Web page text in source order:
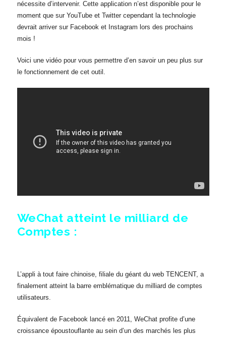
nécessite d’intervenir. Cette application n’est disponible pour le
moment que sur YouTube et Twitter cependant la technologie
devrait arriver sur Facebook et Instagram lors des prochains
mois !
Voici une vidéo pour vous permettre d’en savoir un peu plus sur
le fonctionnement de cet outil.
WeChat atteint le milliard de
Comptes :
L’appli à tout faire chinoise, filiale du géant du web TENCENT, a
finalement atteint la barre emblématique du milliard de comptes
utilisateurs.
Équivalent de Facebook lancé en 2011, WeChat profite d’une
croissance époustouflante au sein d’un des marchés les plus